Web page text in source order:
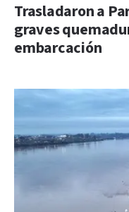
Trasladaron a
graves
embarcación